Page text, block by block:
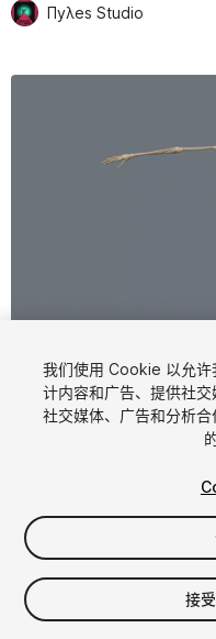
Πyλes Studio
$15
增值税将在结算时计算
我们使用 Cookie 以允许
计内容和广告、提供社
社交媒体、广告和分析
接